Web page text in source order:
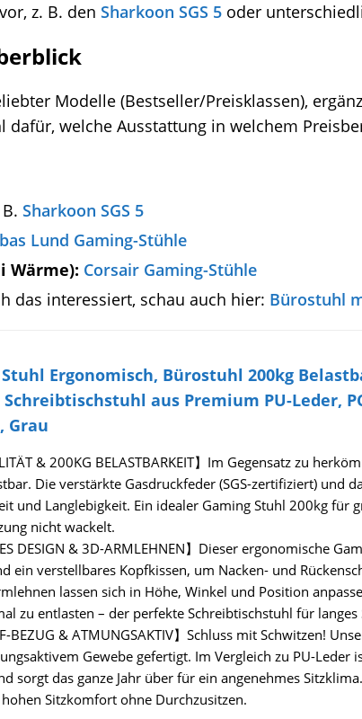
z. B. den Sharkoon SGS 5 oder
Modelle (Bestseller/Preisklassen),
welche Ausstattung in welchem
Sharkoon SGS 5
Lund Gaming-Stühle
Wärme): Corsair Gaming-Stühle
das interessiert, schau auch hier: Bürostuhl
Ergonomisch, Bürostuhl 200kg
aus Premium PU-Leder,
Grau
& 200KG BELASTBARKEIT】Im Gegensatz zu
Die verstärkte Gasdruckfeder (SGS-zertifiziert) und
und Langlebigkeit. Ein idealer Gaming Stuhl 200kg für
nicht wackelt.
DESIGN & 3D-ARMLEHNEN】Dieser ergonomische
ein verstellbares Kopfkissen, um Nacken- und
lassen sich in Höhe, Winkel und Position
zu entlasten – der perfekte Schreibtischstuhl für langes
BEZUG & ATMUNGSAKTIV】Schluss mit Schwitzen!
Gewebe gefertigt. Im Vergleich zu PU-Leder
sorgt das ganze Jahr über für ein angenehmes
Sitzkomfort ohne Durchzusitzen.